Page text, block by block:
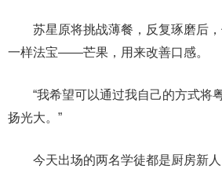
苏星原将挑战薄餐，反复琢磨后，
一样法宝——芒果，用来改善口感。
“我希望可以通过我自己的方式将
扬光大。”
今天出场的两名学徒都是厨房新人